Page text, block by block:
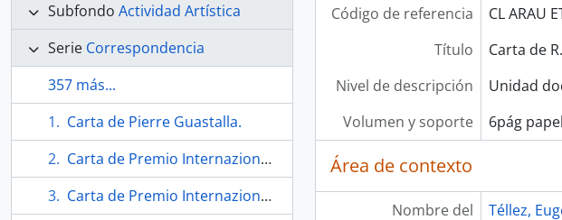
Subfondo Actividad Artística
Serie Correspondencia
357 más...
Carta de Pierre Guastalla.
Carta de Premio Internazionale Biella Per I'incisione para Téllez.
Carta de Premio Internazionale Biella Per I'incisione.
Código de referencia
CL ARAU
Título
Carta de
Nivel de descripción
Unidad
Volumen y soporte
6pág papel
Área de contexto
Nombre del
Téllez,